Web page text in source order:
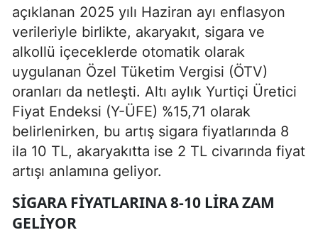
açıklanan 2025 yılı Haziran ayı enflasyon
verileriyle birlikte, akaryakıt, sigara ve
alkollü içeceklerde otomatik olarak
uygulanan Özel Tüketim Vergisi (ÖTV)
oranları da netleşti. Altı aylık Yurtiçi Üretici
Fiyat Endeksi (Y-ÜFE) %15,71 olarak
belirlenirken, bu artış sigara fiyatlarında 8
ila 10 TL, akaryakıtta ise 2 TL civarında fiyat
artışı anlamına geliyor.
SIGARA FIYATLARINA 8-10 LIRA ZAM
GELIYOR